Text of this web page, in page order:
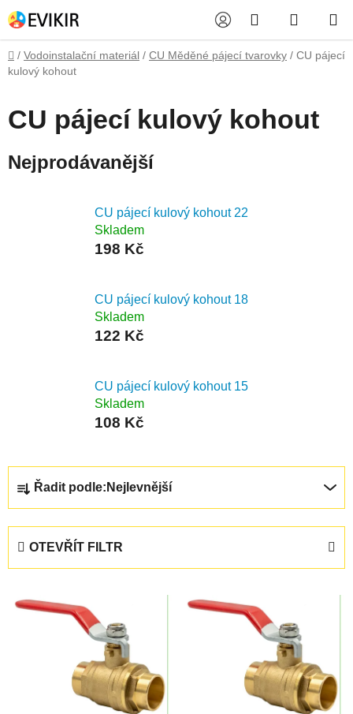
na
obsah
Hledat
KOŠÍK
Domů
/ Vodoinstalační materiál / CU Měděné pájecí tvarovky / CU pájecí
kulový kohout
CU pájecí kulový kohout
Nejprodávanější
CU pájecí kulový kohout 22
Skladem
198 Kč
CU pájecí kulový kohout 18
Skladem
122 Kč
CU pájecí kulový kohout 15
Skladem
108 Kč
n
p
Řadit podle: Nejlevnější
OTEVŘÍT FILTR
V